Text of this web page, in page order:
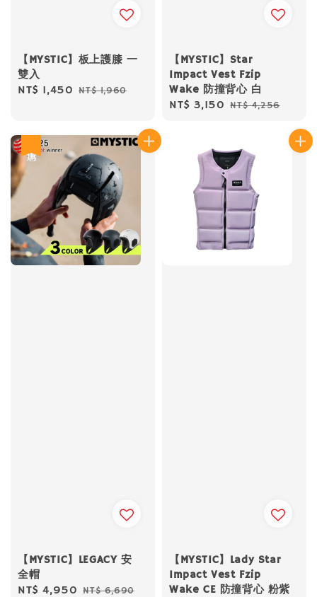
【MYSTIC】板上護膝 一
雙入
Sale
NT$ 1,450 Regular
NT$ 1,960
【MYSTIC】Star
Impact Vest Fzip
Wake 防撞背心 白
Sale
NT$ 3,150 Regular
NT$ 4,256
【MYSTIC】LEGACY 安
全帽
Sale
NT$ 4,950 Regular
NT$ 6,690
【MYSTIC】Lady Star
Impact Vest Fzip
Wake CE 防撞背心 粉紫